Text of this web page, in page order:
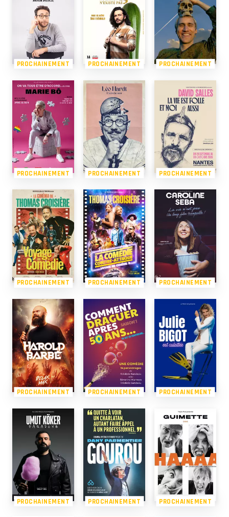
PROCHAINEMENT PROCHAINEMENT PROCHAINEMENT
PROCHAINEMENT PROCHAINEMENT PROCHAINEMENT
PROCHAINEMENT PROCHAINEMENT PROCHAINEMENT
PROCHAINEMENT PROCHAINEMENT PROCHAINEMENT
PROCHAINEMENT PROCHAINEMENT PROCHAINEMENT